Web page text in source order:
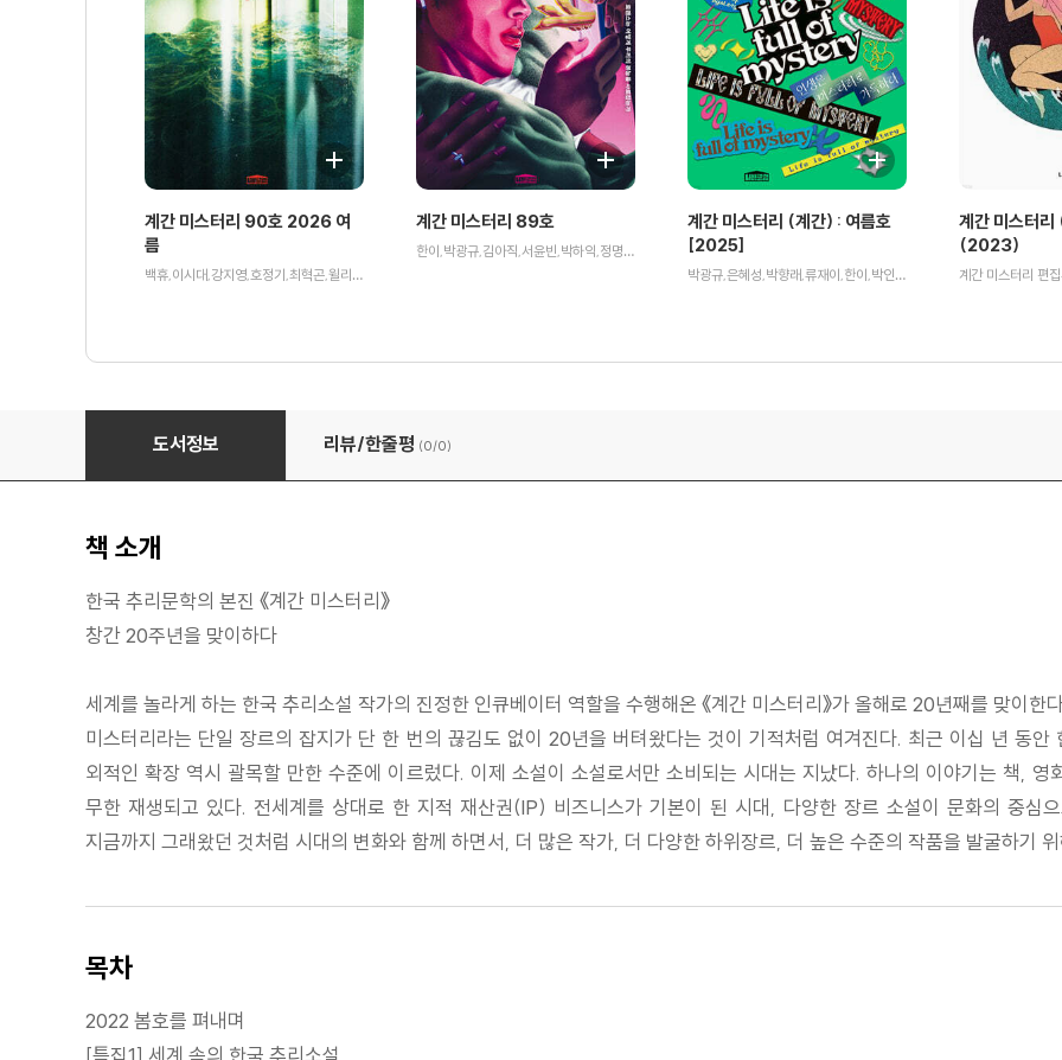
계간 미스터리 90호 2026 여
름
백휴,이시대,강지영,호정기,최혁곤,윌리엄 마치,박인성,장우석,무경,김소망,박소해 등저
계간 미스터리 89호
한이,박광규,김아직,서윤빈,박하익,정명섭,박인성,무경,김소망,쥬한량,황세연 저
계간 미스터리 (계간) : 여름호
[2025]
박광규,은혜성,박향래,류재이,한이,박인성,무경,김소망,쥬한량,박소해,황세연,계간 미스터리 편집부 저
계간 미스터
(2023)
계간 미스터리 편
계간 미스터리 (계간) : 봄호 (2022)
도서정보 리뷰/한줄평 (0/0)
책 소개
한국 추리문학의 본진 《계간 미스터리》
창간 20주년을 맞이하다
세계를 놀라게 하는 한국 추리소설 작가의 진정한 인큐베이터 역할을 수행해온 《계간 미스터리》가 올해로 20년째를 맞이한
미스터리라는 단일 장르의 잡지가 단 한 번의 끊김도 없이 20년을 버텨왔다는 것이 기적처럼 여겨진다. 최근 이십 년 동
외적인 확장 역시 괄목할 만한 수준에 이르렀다. 이제 소설이 소설로서만 소비되는 시대는 지났다. 하나의 이야기는 책,
무한 재생되고 있다. 전세계를 상대로 한 지적 재산권(IP) 비즈니스가 기본이 된 시대, 다양한 장르 소설이 문화의 중심
지금까지 그래왔던 것처럼 시대의 변화와 함께 하면서, 더 많은 작가, 더 다양한 하위장르, 더 높은 수준의 작품을 발굴하기
목차
2022 봄호를 펴내며
[특집1] 세계 속의 한국 추리소설